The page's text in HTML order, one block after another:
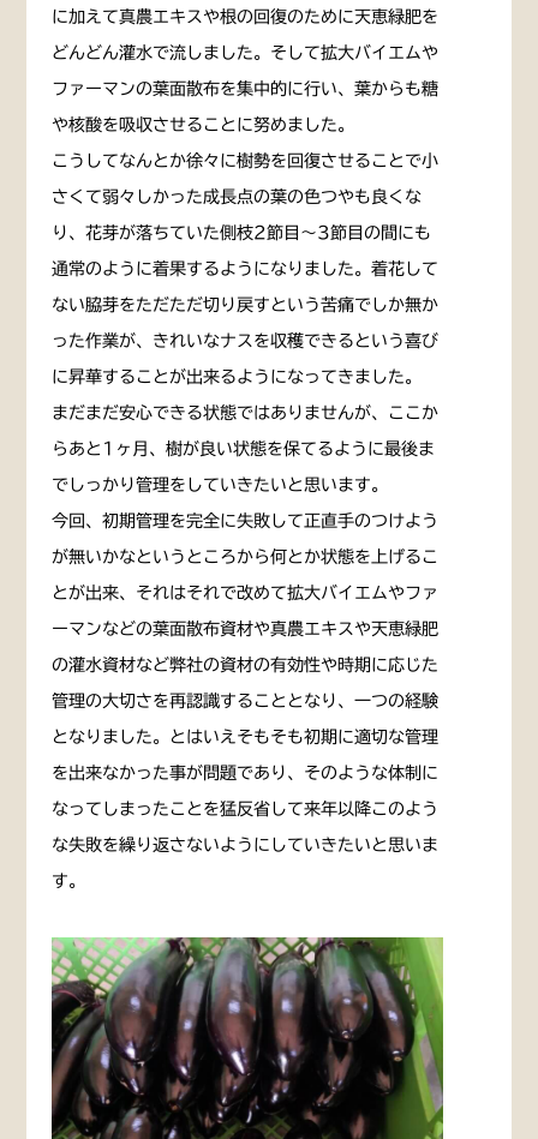
に加えて真農エキスや根の回復のために天恵緑肥を
どんどん灌水で流しました。そして拡大バイエムや
ファーマンの葉面散布を集中的に行い、葉からも糖
や核酸を吸収させることに努めました。
こうしてなんとか徐々に樹勢を回復させることで小
さくて弱々しかった成長点の葉の色つやも良くな
り、花芽が落ちていた側枝2節目〜3節目の間にも
通常のように着果するようになりました。着花して
ない脇芽をただただ切り戻すという苦痛でしか無か
った作業が、きれいなナスを収穫できるという喜び
に昇華することが出来るようになってきました。
まだまだ安心できる状態ではありませんが、ここか
らあと1ヶ月、樹が良い状態を保てるように最後ま
でしっかり管理をしていきたいと思います。
今回、初期管理を完全に失敗して正直手のつけよう
が無いかなというところから何とか状態を上げるこ
とが出来、それはそれで改めて拡大バイエムやファ
ーマンなどの葉面散布資材や真農エキスや天恵緑肥
の灌水資材など弊社の資材の有効性や時期に応じた
管理の大切さを再認識することとなり、一つの経験
となりました。とはいえそもそも初期に適切な管理
を出来なかった事が問題であり、そのような体制に
なってしまったことを猛反省して来年以降このよう
な失敗を繰り返さないようにしていきたいと思いま
す。